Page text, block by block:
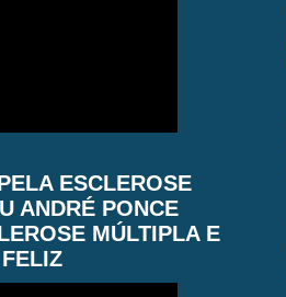
ESCLEROSE
ANDRÉ PONCE
MÚLTIPLA E